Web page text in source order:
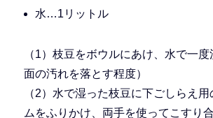
水…1リットル
（1）枝豆をボウルにあけ、水で一
面の汚れを落とす程度）
（2）水で湿った枝豆に下ごしらえ
ムをふりかけ、両手を使ってこすり